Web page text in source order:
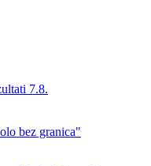
7.8.
bez granica"